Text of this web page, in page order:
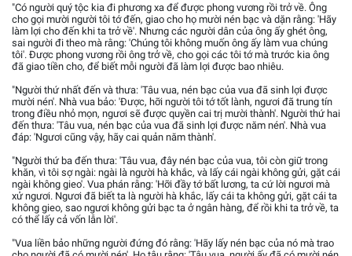
"Có người quý tộc kia đi phương xa để được phong vương rồi trở về. Ông
cho gọi mười người tôi tớ đến, giao cho họ mười nén bạc và dặn rằng: 'Hãy
làm lợi cho đến khi ta trở về'. Nhưng các người dân của ông ấy ghét ông,
sai người đi theo mà rằng: 'Chúng tôi không muốn ông ấy làm vua chúng
tôi'. Được phong vương rồi ông trở về, cho gọi các tôi tớ mà trước kia ông
đã giao tiền cho, để biết mỗi người đã làm lợi được bao nhiêu.
"Người thứ nhất đến và thưa: 'Tâu vua, nén bạc của vua đã sinh lợi được
mười nén'. Nhà vua bảo: 'Được, hỡi người tôi tớ tốt lành, ngươi đã trung tín
trong điều nhỏ mọn, ngươi sẽ được quyền cai trị mười thành'. Người thứ hai
đến thưa: 'Tâu vua, nén bạc của vua đã sinh lợi được năm nén'. Nhà vua
đáp: 'Ngươi cũng vậy, hãy cai quản năm thành'.
"Người thứ ba đến thưa: 'Tâu vua, đây nén bạc của vua, tôi còn giữ trong
khăn, vì tôi sợ ngài: ngài là người hà khắc, và lấy cái ngài không gửi, gặt cái
ngài không gieo'. Vua phán rằng: 'Hỡi đầy tớ bất lương, ta cứ lời ngươi mà
xử ngươi. Ngươi đã biết ta là người hà khắc, lấy cái ta không gửi, gặt cái ta
không gieo, sao ngươi không gửi bạc ta ở ngân hàng, để rồi khi ta trở về, ta
có thể lấy cả vốn lẫn lời'.
"Vua liền bảo những người đứng đó rằng: 'Hãy lấy nén bạc của nó mà trao